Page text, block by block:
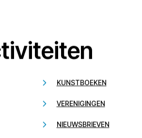
KUNSTBOEKEN
VERENIGINGEN
NIEUWSBRIEVEN